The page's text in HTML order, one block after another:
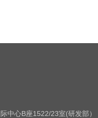
中心B座1522/23室(研发部）